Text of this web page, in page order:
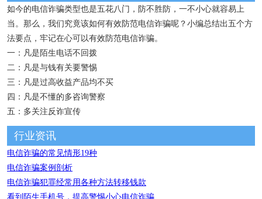
如今的电信诈骗类型也是五花八门，防不胜防，一不小心就容易上
当。那么，我们究竟该如何有效防范电信诈骗呢？小编总结出五个方
法要点，牢记在心可以有效防范电信诈骗。
一：凡是陌生电话不回拨
二：凡是与钱有关要警惕
三：凡是过高收益产品均不买
四：凡是不懂的多咨询警察
五：多关注反诈宣传
行业资讯
电信诈骗的常见情形19种
电信诈骗案例剖析
电信诈骗犯罪经常用各种方法转移钱款
看到陌生手机号，提高警惕小心电信诈骗